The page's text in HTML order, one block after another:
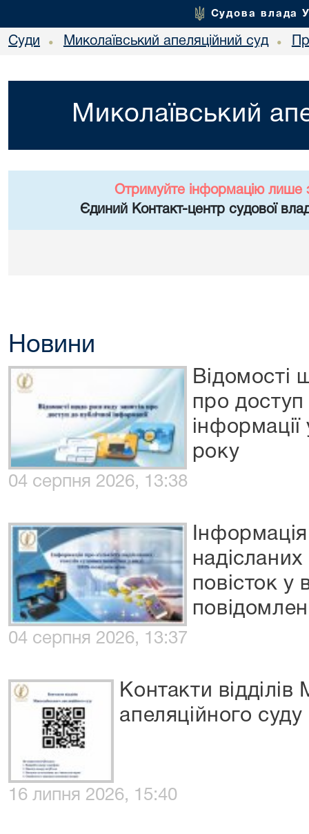
Судова влада
Суди • Миколаївський апеляційний суд •
Миколаївський
Отримуйте інформацію лише
Єдиний Контакт-центр судової
Новини
Відомості
про доступ
року
04 серпня 2026, 13:38
повісток у
04 серпня 2026, 13:37
Контакти
апеляційного суду
16 липня 2026, 15:40